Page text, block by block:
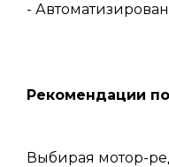
-
Рекомендации
Выбирая мотор-